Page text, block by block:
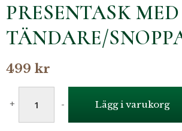
PRESENTASK MED
TÄNDARE/
499 kr
+ - Lägg i varukorg